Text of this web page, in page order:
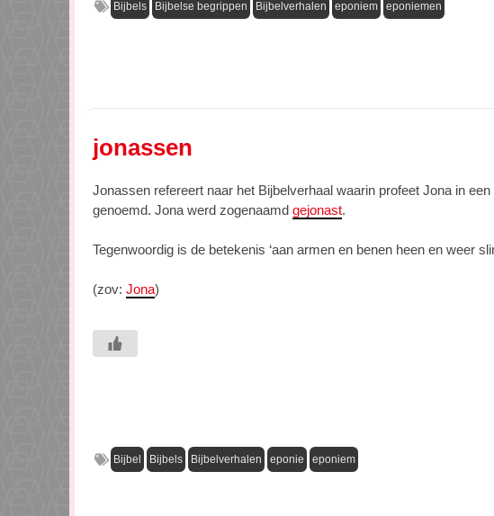
Bijbels Bijbelse begrippen Bijbelverhalen eponiem eponiemen
jonassen
Jonassen refereert naar het Bijbelverhaal waarin profeet Jona in
genoemd. Jona werd zogenaamd gejonast.
Tegenwoordig is de betekenis ‘aan armen en benen heen en weer
(zov: Jona)
Bijbel Bijbels Bijbelverhalen eponie eponiem